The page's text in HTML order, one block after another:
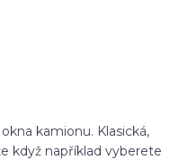
kamionu. Klasická,
když například vyberete